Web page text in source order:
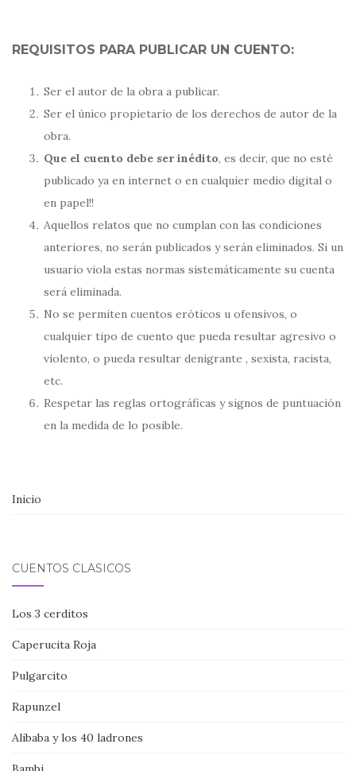
REQUISITOS PARA PUBLICAR UN CUENTO:
Ser el autor de la obra a publicar.
Ser el único propietario de los derechos de autor de la
obra.
Que el cuento debe ser inédito, es decir, que no esté
publicado ya en internet o en cualquier medio digital o
en papel!!
Aquellos relatos que no cumplan con las condiciones
anteriores, no serán publicados y serán eliminados. Si un
usuario viola estas normas sistemáticamente su cuenta
será eliminada.
No se permiten cuentos eróticos u ofensivos, o
cualquier tipo de cuento que pueda resultar agresivo o
violento, o pueda resultar denigrante , sexista, racista,
etc.
Respetar las reglas ortográficas y signos de puntuación
en la medida de lo posible.
Inicio
CUENTOS CLÁSICOS
Los 3 cerditos
Caperucita Roja
Pulgarcito
Rapunzel
Alibaba y los 40 ladrones